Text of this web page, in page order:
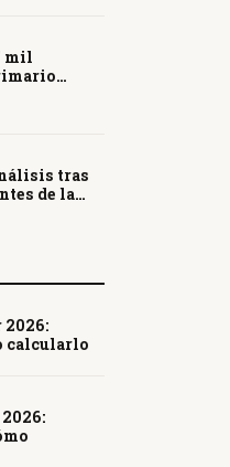
mil
tras
de la
2026:
calcularlo